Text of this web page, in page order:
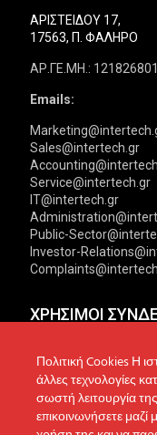
ΑΡΙΣΤΕΙΔΟΥ 17,
17563, Π. ΦΑΛΗΡΟ
ΑΡ.ΓΕ.ΜΗ.:
Emails:
Sales@intertech.gr
Service@intertech.gr
IT@intertech.gr
Public-
Investor-
ΧΡΗΣΙΜΟΙ
Αντιπροσωπείες
Δίκτυο
Τεχνική
Πολιτική Cookies Η
άλλες τεχνολογίες
σωστή λειτουργία
επικοινωνήσετε μαζί